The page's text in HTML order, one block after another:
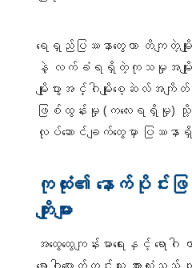
သားအိမ် နဲ့/
ပြွန်(ဥအိမ်
ဥများဖြတ်သွား
တဲ့ပြွန်)ဆီသို့
အဆင့် ၂ခ- က
နဲ့ ယောနိလို တ
ရှုးတွေဆီ ပျံ့နှံ့သွ
သို့မဟုတ် သာ
တင်ပဆုံတွင်းက
ကင်
ခု သို့
ရေရှည်ပြဿနာတွေဟာ တိကျတဲ့မ
နဲ့ လက်ခံရရှိတဲ့ကုသမှုအမျိုးအ
မျိုးပွားအင်္ဂါမျိုးစေ့ဆဲလ်အကျိတ်
ဖြစ်ထွန်းမှု (ကလေးရရှိမှု)
လုပ်ဆောင်ချက်တွေမှာ ပြဿ
ကုထုံး၏ နောက်ပိုင်းဖြ
ကျိုးများ
အထွေထွေကျန်းမာရေးနှင့် ရေ